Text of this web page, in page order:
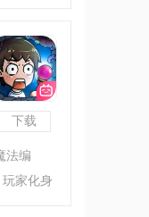
牌会有
下载
法编
玩家化身